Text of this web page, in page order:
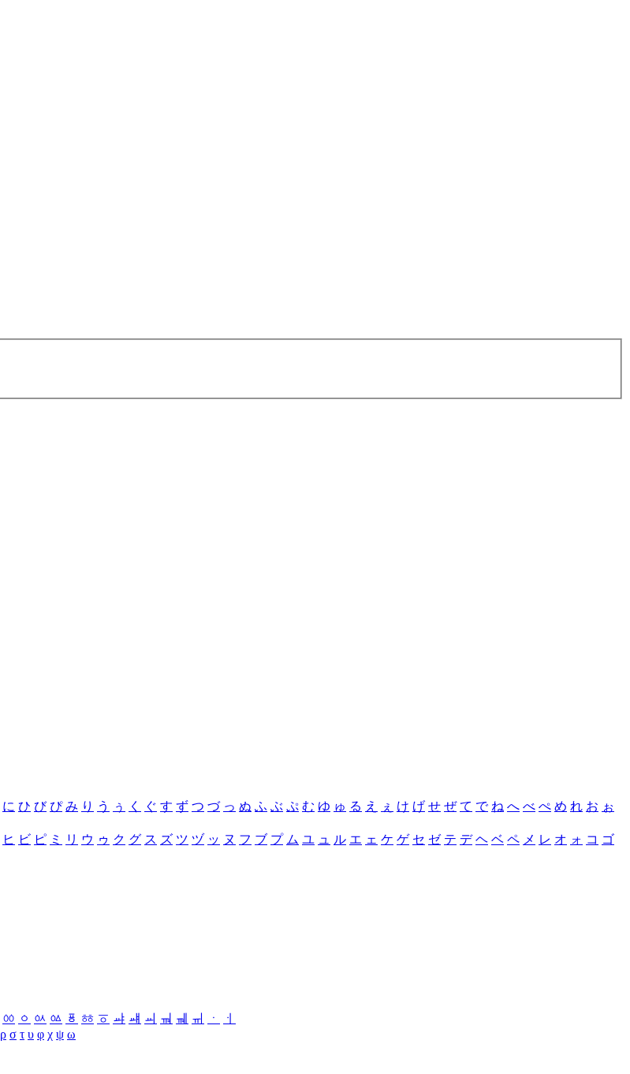
に ひ び ぴ み り う ぅ く ぐ す ず つ づ っ ぬ ふ ぶ ぷ む ゆ ゅ る え ぇ け げ せ ぜ て で ね へ べ ぺ め れ お ぉ
ヒ ビ ピ ミ リ ウ ゥ ク グ ス ズ ツ ヅ ッ ヌ フ ブ プ ム ユ ュ ル エ ェ ケ ゲ セ ゼ テ デ ヘ ベ ペ メ レ オ ォ コ ゴ
ㆀ ㆁ ㆂ ㆃ ㆄ ㆅ ㆆ ㆇ ㆈ ㆉ ㆊ ㆋ ㆌ ㆍ
ㆎ
ρ σ τ υ φ χ ψ ω